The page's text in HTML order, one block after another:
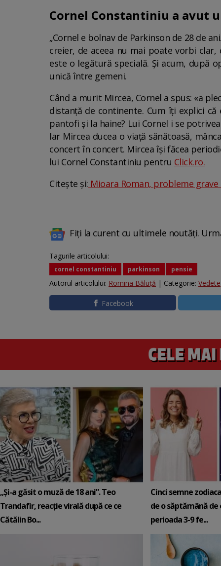
Cornel Constantiniu a avut
„Cornel e bolnav de Parkinson de 28 de
creier, de aceea nu mai poate vorbi
este o legătură specială. Și acum, după
unică între gemeni.
Când a murit Mircea, Cornel a spus: «a
distanță de continente. Cum îți explici
pantofi și la haine? Lui Cornel i se
Iar Mircea ducea o viață sănătoasă,
concert în concert. Mircea își făcea
lui Cornel Constantiniu pentru Click.ro.
Citește și: Mioara Roman, probleme grave
Fiți la curent cu ultimele noutăți.
Tagurile articolului:
cornel constantiniu parkinson pensie
Autorul articolului: Romina Băluță | Categorie: Vedete
Facebook
„Și-a găsit o muză de 18 ani”. Teo
Trandafir, reacție virală după ce ce
Cătălin Bo...
Cinci semne
de o săptămână de
perioada 3-9 fe...